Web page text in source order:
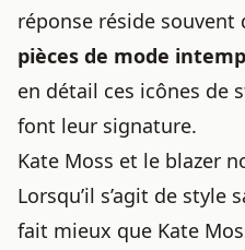
réponse réside souvent
pièces de mode
en détail ces icônes de
font leur signature.
Kate Moss et le blazer
Lorsqu’il s’agit de style
fait mieux que Kate